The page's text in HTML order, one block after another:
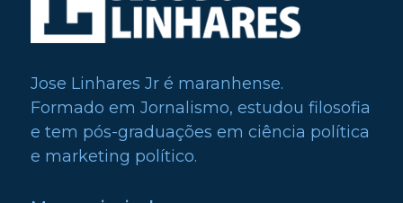
Jose Linhares Jr é maranhense.
Formado em Jornalismo, estudou filosofia
e tem pós-graduações em ciência política
e marketing político.